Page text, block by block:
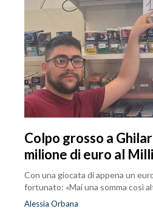
Colpo grosso a
milione di euro al
Con una giocata di appena un
fortunato: «Mai una somma così
Alessia Orbana